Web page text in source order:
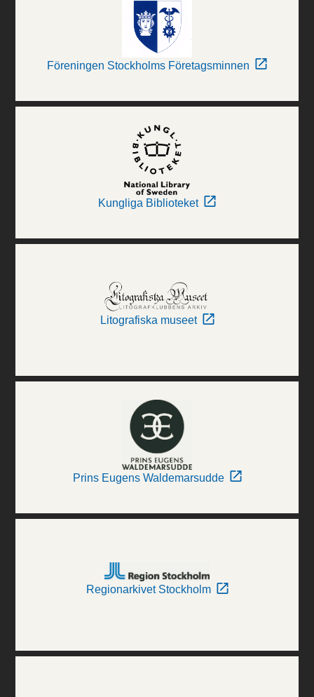
Föreningen Stockholms Företagsminnen
Kungliga Biblioteket
Litografiska museet
Prins Eugens Waldemarsudde
Regionarkivet Stockholm